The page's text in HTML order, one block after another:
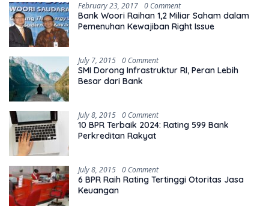
February 23, 2017 0 Comment
Bank Woori Raihan 1,2 Miliar Saham dalam
Pemenuhan Kewajiban Right Issue
July 7, 2015 0 Comment
SMI Dorong Infrastruktur RI, Peran Lebih
Besar dari Bank
July 8, 2015 0 Comment
10 BPR Terbaik 2024: Rating 599 Bank
Perkreditan Rakyat
July 8, 2015 0 Comment
6 BPR Raih Rating Tertinggi Otoritas Jasa
Keuangan